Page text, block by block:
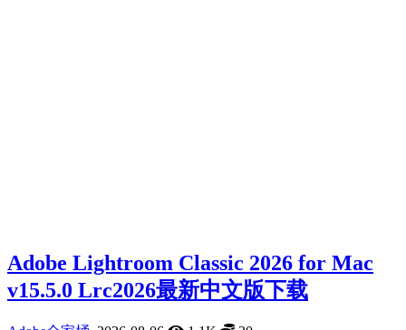
Adobe Lightroom Classic 2026 for Mac
v15.5.0 Lrc2026最新中文版下载